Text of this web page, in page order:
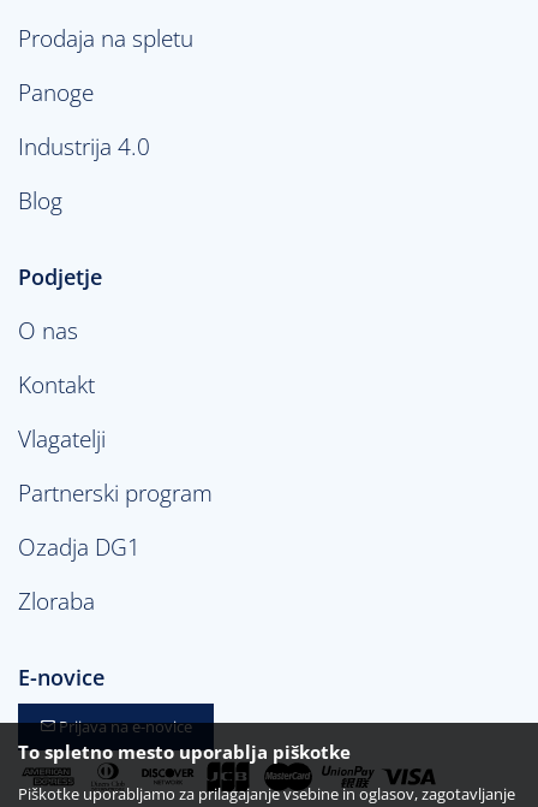
Prodaja na spletu
Panoge
Industrija 4.0
Blog
Podjetje
O nas
Kontakt
Vlagatelji
Partnerski program
Ozadja DG1
Zloraba
E-novice
Prijava na e-novice
To spletno mesto uporablja piškotke
Piškotke uporabljamo za prilagajanje vsebine in oglasov, zagotavljanje